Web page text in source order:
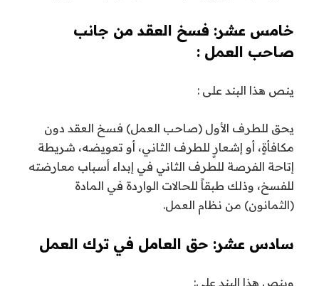
خامس عشر: فسخ العقد من جانب
صاحب العمل :
ينص هذا البند على :
يحق للطرف الأول (صاحب العمل) فسخ العقد دون
مكافأةٍ، أو إشعارٍ للطرف الثاني، أو تعويضه، شريطة
إتاحة الفرصة للطرف الثاني في إبداء أسباب معارضته
للفسخ، وذلك طبقاً للحالات الواردة في المادة
(الثمانون) من نظام العمل.
سادس عشر: حق العامل في ترك العمل
وينص هذا البند على: